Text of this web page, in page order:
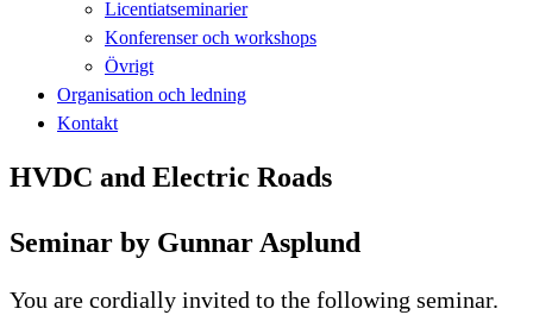
Licentiatseminarier
Konferenser och workshops
Övrigt
Organisation och ledning
Kontakt
HVDC and Electric Roads
Seminar by Gunnar Asplund
You are cordially invited to the following seminar.